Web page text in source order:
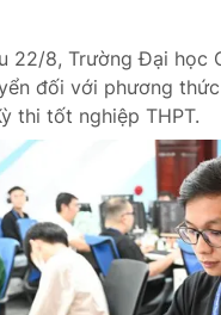
22/8, Trường Đại học
đối với phương
thi tốt nghiệp THPT.